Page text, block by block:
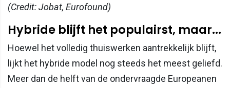
(Credit: Jobat, Eurofound)
Hybride blijft het populairst, maar...
Hoewel het volledig thuiswerken aantrekkelijk blijft,
lijkt het hybride model nog steeds het meest geliefd.
Meer dan de helft van de ondervraagde Europeanen